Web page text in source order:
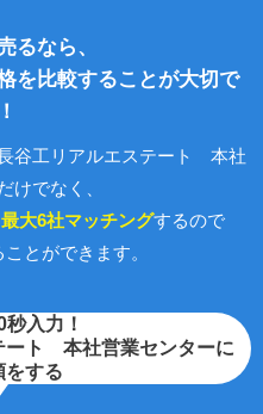
るなら、
を比較することが大切で
谷工リアルエステート 本社
けでなく、
最大6社マッチングするので
とができます。
入力！
ート 本社営業センターに
をする